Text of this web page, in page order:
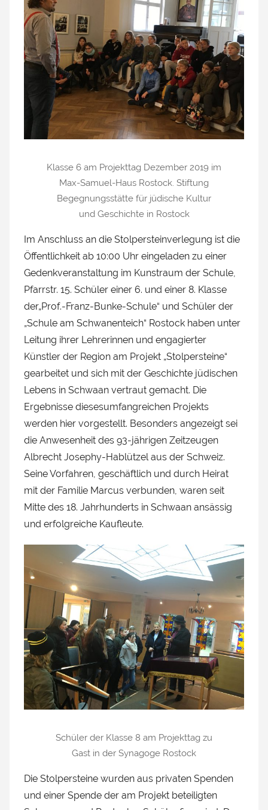
Klasse 6 am Projekttag Dezember 2019 im
Max-Samuel-Haus Rostock. Stiftung
Begegnungsstätte für jüdische Kultur
und Geschichte in Rostock
Im Anschluss an die Stolpersteinverlegung ist die
Öffentlichkeit ab 10:00 Uhr eingeladen zu einer
Gedenkveranstaltung im Kunstraum der Schule,
Pfarrstr. 15. Schüler einer 6. und einer 8. Klasse
der„Prof.-Franz-Bunke-Schule“ und Schüler der
„Schule am Schwanenteich“ Rostock haben unter
Leitung ihrer Lehrerinnen und engagierter
Künstler der Region am Projekt „Stolpersteine“
gearbeitet und sich mit der Geschichte jüdischen
Lebens in Schwaan vertraut gemacht. Die
Ergebnisse diesesumfangreichen Projekts
werden hier vorgestellt. Besonders angezeigt sei
die Anwesenheit des 93-jährigen Zeitzeugen
Albrecht Josephy-Hablützel aus der Schweiz.
Seine Vorfahren, geschäftlich und durch Heirat
mit der Familie Marcus verbunden, waren seit
Mitte des 18. Jahrhunderts in Schwaan ansässig
und erfolgreiche Kaufleute.
Schüler der Klasse 8 am Projekttag zu
Gast in der Synagoge Rostock
Die Stolpersteine wurden aus privaten Spenden
und einer Spende der am Projekt beteiligten